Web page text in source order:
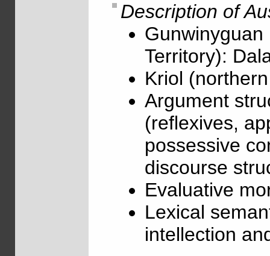
Description of
Territory):
Kriol
Argument
(reflexives,
possessive
discourse
Evaluative
Lexical
intellection